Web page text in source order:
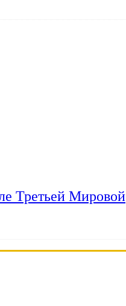
Третьей Мировой